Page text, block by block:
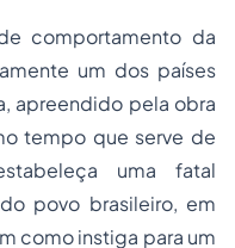
comportamento da
um dos países
apreendido pela obra
tempo que serve de
uma fatal
povo brasileiro, em
como instiga para um